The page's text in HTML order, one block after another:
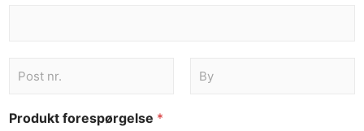
Produkt forespørgelse *